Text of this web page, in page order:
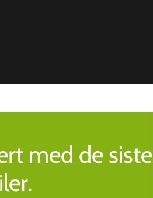
med de siste